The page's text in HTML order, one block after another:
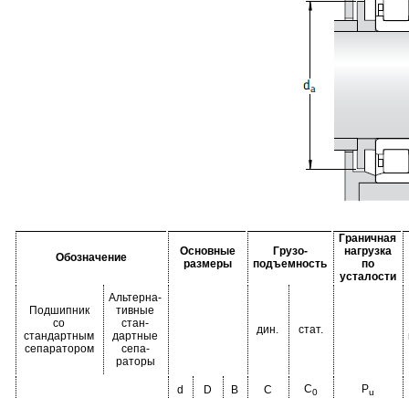
Обозначение
Основные
размеры
Грузо-
подъемность
Граничная
нагрузка
по
усталости
Подшипник
со
стандартным
сепаратором
Альтерна-
тивные
стан-
дартные
сепа-
раторы
дин. стат.
d D B C C0 Pu